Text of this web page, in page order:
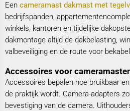
Een cameramast dakmast met
bedrijfspanden,
winkels, kantoren en tijdelijke
dakmontage altijd de dakbelasting,
valbeveiliging en de route voor
Accessoires voor
Accessoires bepalen hoe bruikbaar
de praktijk wordt. Camera-adapters
bevestiging van de camera.